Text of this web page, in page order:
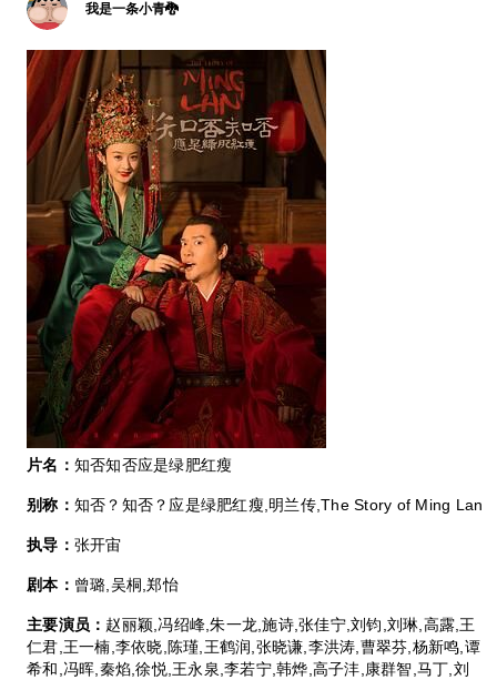
我是一条小青🐉
片名： 知否知否应是绿肥红瘦
别称： 知否？知否？应是绿肥红瘦,明兰传,The Story of Ming Lan
执导： 张开宙
剧本： 曾璐,吴桐,郑怡
主要演员： 赵丽颖,冯绍峰,朱一龙,施诗,张佳宁,刘钧,刘琳,高露,王
仁君,王一楠,李依晓,陈瑾,王鹤润,张晓谦,李洪涛,曹翠芬,杨新鸣,谭
希和,冯晖,秦焰,徐悦,王永泉,李若宁,韩烨,高子沣,康群智,马丁,刘